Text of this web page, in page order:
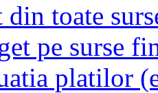
din toate
pe surse
platilor